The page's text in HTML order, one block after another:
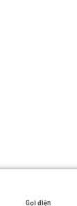
Gọi điện